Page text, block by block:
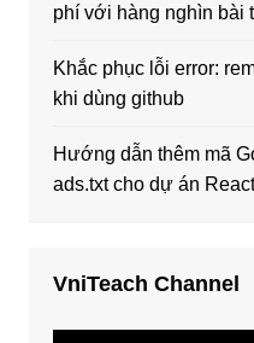
phí với hàng nghìn bài
Khắc phục lỗi error:
khi dùng github
Hướng dẫn thêm mã
ads.txt cho dự án
VniTeach Channel